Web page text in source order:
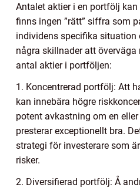
Antalet aktier i en portfölj
finns ingen ”rätt” siffra som
individens specifika situation
några skillnader att
antal aktier i portföljen:
1. Koncentrerad portfölj: Att
kan innebära högre
potent avkastning om en
presterar exceptionellt bra.
strategi för investerare som
risker.
2. Diversifierad portfölj: Å